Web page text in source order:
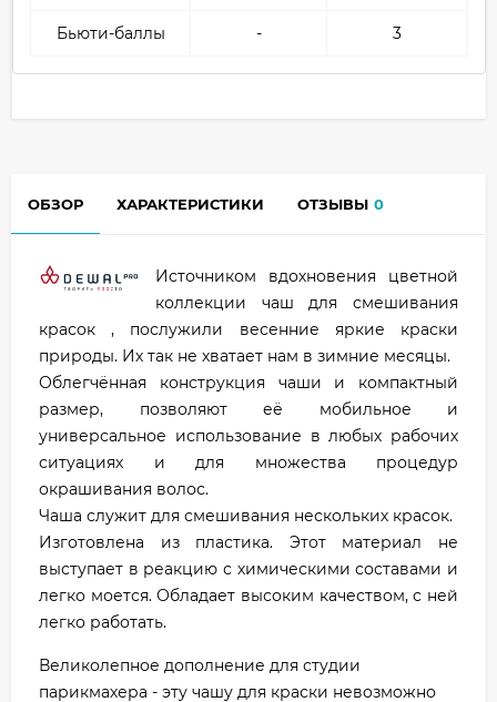
Бьюти-баллы - 3
ОБЗОР ХАРАКТЕРИСТИКИ ОТЗЫВЫ 0
Источником вдохновения цветной
коллекции чаш для смешивания
красок , послужили весенние яркие краски
природы. Их так не хватает нам в зимние месяцы.
Облегчённая конструкция чаши и компактный
размер, позволяют её мобильное и
универсальное использование в любых рабочих
ситуациях и для множества процедур
окрашивания волос.
Чаша служит для смешивания нескольких красок.
Изготовлена из пластика. Этот материал не
выступает в реакцию с химическими составами и
легко моется. Обладает высоким качеством, с ней
легко работать.
Великолепное дополнение для студии
парикмахера - эту чашу для краски невозможно